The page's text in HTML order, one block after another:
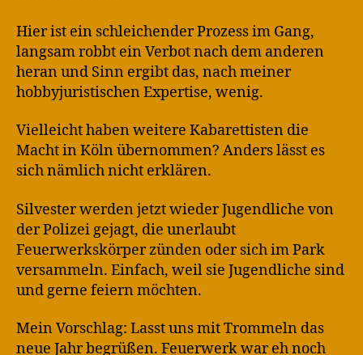
Hier ist ein schleichender Prozess im Gang,
langsam robbt ein Verbot nach dem anderen
heran und Sinn ergibt das, nach meiner
hobbyjuristischen Expertise, wenig.
Vielleicht haben weitere Kabarettisten die
Macht in Köln übernommen? Anders lässt es
sich nämlich nicht erklären.
Silvester werden jetzt wieder Jugendliche von
der Polizei gejagt, die unerlaubt
Feuerwerkskörper zünden oder sich im Park
versammeln. Einfach, weil sie Jugendliche sind
und gerne feiern möchten.
Mein Vorschlag: Lasst uns mit Trommeln das
neue Jahr begrüßen. Feuerwerk war eh noch